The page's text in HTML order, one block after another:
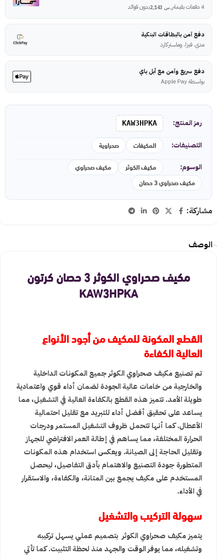
4 دفعات بقيمة
ر.س بدون فوائد
دفع آمن بالبطاقات البنكية
مدى، فيزا، وماستركارد
دفع سريع وآمن مع أبل باي
بواسطة Apple Pay
رمز المنتج: KAW3HPKA
التصنيفات: المكيفات صحراوية
الوسوم: مكيف الكوثر
مكيف صحراوي
مكيف صحراوي 3 حصان
مشاركة:
الوصف
مكيف صحراوي الكوثر 3 حصان كرتون
KAW3HPKA
القطع المكونة للمكيف من أجود الأنواع
العالية الكفاءة
تم تصنيع مكيف صحراوي الكوثر جميع المكونات الداخلية
والخارجية من خامات عالية الجودة لضمان أداء قوي واعتمادية
طويلة الأمد. تتميز هذه القطع بالكفاءة العالية في التشغيل، مما
يساعد على تحقيق أفضل أداء للتبريد مع تقليل احتمالية
الأعطال. كما أنها تتحمل ظروف التشغيل المستمر ودرجات
الحرارة المختلفة، مما يساهم في إطالة العمر الافتراضي للجهاز
وتقليل الحاجة إلى الصيانة. ويعكس استخدام هذه المكونات
المتطورة جودة التصنيع والاهتمام بأدق التفاصيل، ليحصل
المستخدم على مكيف يجمع بين المتانة، والكفاءة، والاستقرار
في الأداء.
سهولة التركيب والتشغيل
يتميز مكيف صحراوي الكوثر بتصميم عملي يسهل تركيبه
وتشغيله، مما يوفر الوقت والجهد منذ لحظة التثبيت. كما تأتي